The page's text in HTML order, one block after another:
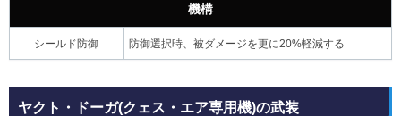
機構
シールド防御 防御選択時、被ダメージを更に20%軽減する
ヤクト・ドーガ(クェス・エア専用機)の武装